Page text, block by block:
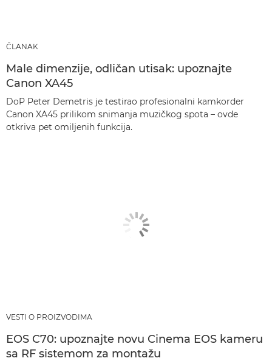
ČLANAK
Male dimenzije, odličan utisak: upoznajte
Canon XA45
DoP Peter Demetris je testirao profesionalni kamkorder
Canon XA45 prilikom snimanja muzičkog spota – ovde
otkriva pet omiljenih funkcija.
VESTI O PROIZVODIMA
EOS C70: upoznajte novu Cinema EOS kameru
sa RF sistemom za montažu